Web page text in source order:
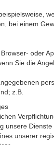
bei einem
oder
Sie die
z.B.
unsere Dienste
unserer